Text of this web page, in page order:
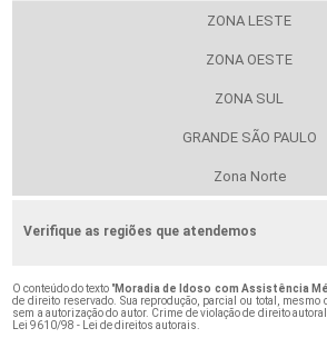
ZONA LESTE
ZONA OESTE
ZONA SUL
GRANDE SÃO PAULO
Zona Norte
Verifique as regiões que atendemos
O conteúdo do texto "Moradia de Idoso com Assistência
de direito reservado. Sua reprodução, parcial ou total,
sem a autorização do autor. Crime de violação de direito
Lei 9610/98 - Lei de direitos autorais